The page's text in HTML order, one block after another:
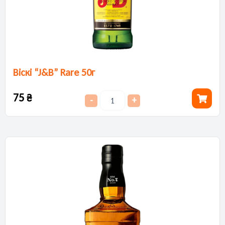
Віскі “J&B” Rare 50г
75₴ - +